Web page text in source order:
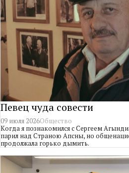
Певец чуда совести
09 июля 2026Общество
Когда я познакомился с Сергеем
парил над Страною Апсны, но
продолжала горько дымить.